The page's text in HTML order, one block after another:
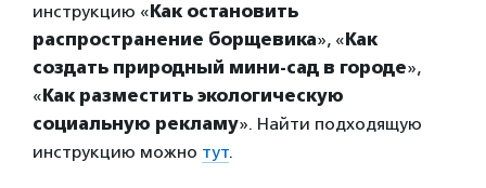
инструкцию «Как остановить
распространение борщевика», «Как
создать природный мини-сад в городе»,
«Как разместить экологическую
социальную рекламу». Найти подходящую
инструкцию можно тут.